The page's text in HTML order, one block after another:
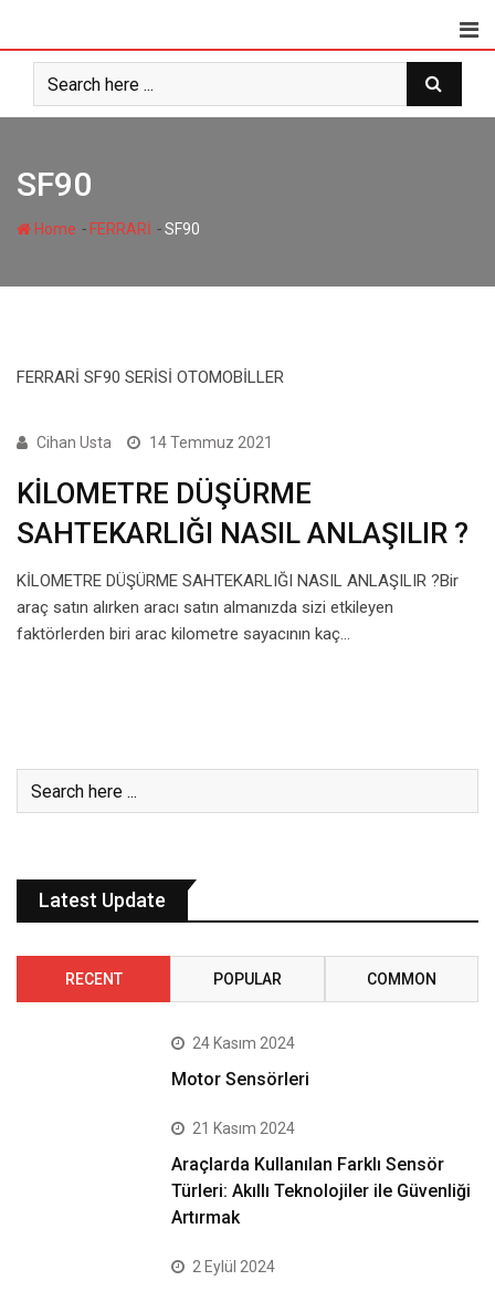
content
SF90
Home - FERRARİ -SF90
FERRARİ SF90 SERİSİ OTOMOBİLLER
1 SERİSİ
Cihan Usta 14 Temmuz 2021
KİLOMETRE DÜŞÜRME
SAHTEKARLIĞI NASIL ANLAŞILIR ?
KİLOMETRE DÜŞÜRME SAHTEKARLIĞI NASIL ANLAŞILIR ?Bir
araç satın alırken aracı satın almanızda sizi etkileyen
faktörlerden biri arac kilometre sayacının kaç…
Latest Update
RECENT POPULAR COMMON
24 Kasım 2024
Motor Sensörleri
21 Kasım 2024
Araçlarda Kullanılan Farklı Sensör
Türleri: Akıllı Teknolojiler ile Güvenliği
Artırmak
2 Eylül 2024